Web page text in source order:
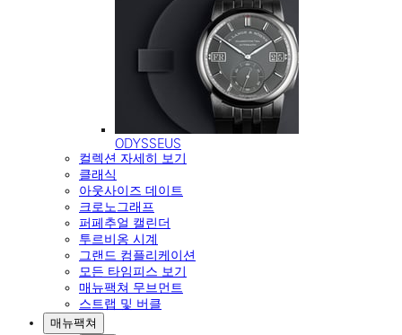
ODYSSEUS
컬렉션 자세히 보기
클래식
아웃사이즈 데이트
크로노그래프
퍼페추얼 캘린더
투르비옹 시계
그랜드 컴플리케이션
모든 타임피스 보기
매뉴팩쳐 무브먼트
스트랩 및 버클
매뉴팩쳐